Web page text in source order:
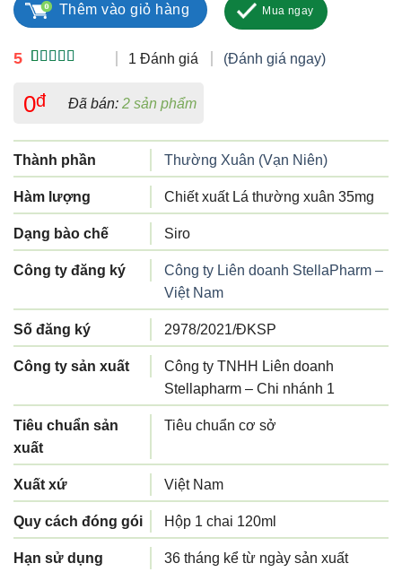
5
dựa trên
đánh giá
1 Đánh giá (Đánh giá ngay)
0đ Đã bán: 2 sản phẩm
Thành phần Thường Xuân (Vạn Niên)
Hàm lượng Chiết xuất Lá thường xuân 35mg
Dạng bào chế Siro
Công ty đăng ký
Công ty Liên doanh StellaPharm –
Việt Nam
Số đăng ký 2978/2021/ĐKSP
Công ty sản xuất
Công ty TNHH Liên doanh
Stellapharm – Chi nhánh 1
Tiêu chuẩn sản
xuất
Tiêu chuẩn cơ sở
Xuất xứ Việt Nam
Quy cách đóng gói Hộp 1 chai 120ml
Hạn sử dụng 36 tháng kể từ ngày sản xuất
Thêm vào giỏ hàng Mua ngay